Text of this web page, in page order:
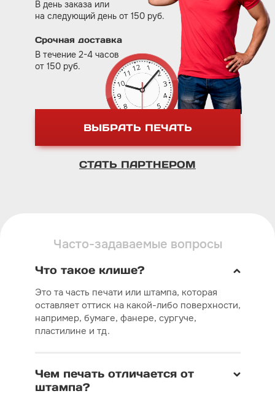
В день заказа или
на следующий день от 150 руб.
Срочная доставка
В течение 2-4 часов
от 150 руб.
ВЫБРАТЬ ПЕЧАТЬ
СТАТЬ ПАРТНЕРОМ
Часто-задаваемые вопросы
Что такое клише?
Это та часть печати или штампа, которая
оставляет оттиск на какой-либо поверхности,
например, бумаге, фанере, сургуче,
пластилине и тд.
Чем печать отличается от
штампа?